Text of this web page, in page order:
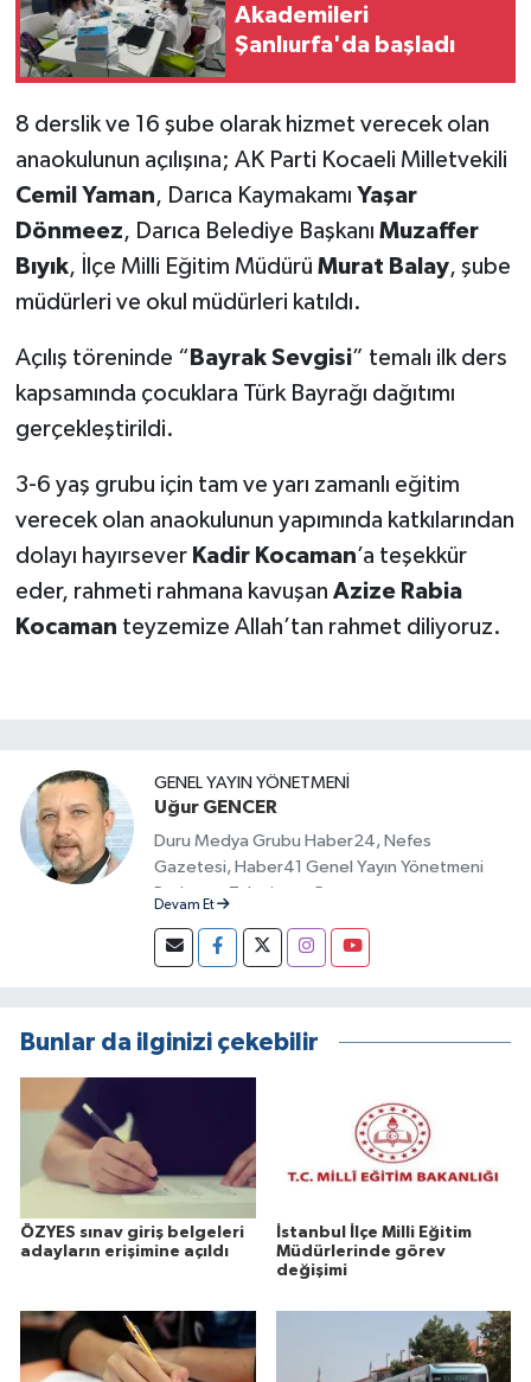
Akademileri
Şanlıurfa'da başladı
8 derslik ve 16 şube olarak hizmet verecek olan
anaokulunun açılışına; AK Parti Kocaeli Milletvekili
Cemil Yaman, Darıca Kaymakamı Yaşar
Dönmeez, Darıca Belediye Başkanı Muzaffer
Bıyık, İlçe Milli Eğitim Müdürü Murat Balay, şube
müdürleri ve okul müdürleri katıldı.
Açılış töreninde “ Bayrak Sevgisi” temalı ilk ders
kapsamında çocuklara Türk Bayrağı dağıtımı
gerçekleştirildi.
3-6 yaş grubu için tam ve yarı zamanlı eğitim
verecek olan anaokulunun yapımında katkılarından
dolayı hayırsever Kadir Kocaman’a teşekkür
eder, rahmeti rahmana kavuşan Azize Rabia
Kocaman teyzemize Allah’tan rahmet diliyoruz.
GENEL YAYIN YÖNETMENI
Uğur GENCER
Duru Medya Grubu Haber24, Nefes
Gazetesi, Haber41 Genel Yayın Yönetmeni
Radyo ve Televizyon Programcısı
Devam Et
Bunlar da ilginizi çekebilir
ÖZYES sınav giriş belgeleri
adayların erişimine açıldı
İstanbul İlçe Milli Eğitim
Müdürlerinde görev
değişimi